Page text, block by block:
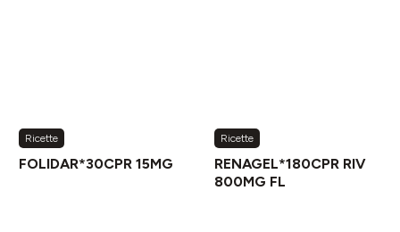
Ricette
FOLIDAR*30CPR 15MG
Ricette
RENAGEL*180CPR RIV
800MG FL